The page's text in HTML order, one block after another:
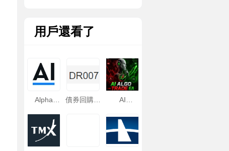
用戶還看了
Alpha
債券回購利
AI